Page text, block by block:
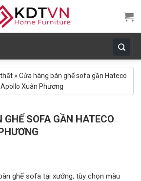
» Cửa hàng bán ghế sofa gần Hateco
Apollo Xuân Phương
SOFA GẦN HATECO
ghế sofa tại xưởng, tùy chọn màu